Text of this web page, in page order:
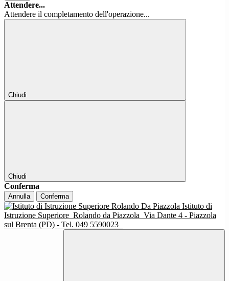
Attendere...
Attendere il completamento dell'operazione...
Chiudi
Chiudi
Conferma
Annulla Conferma
Istituto di
Istruzione Superiore Rolando da Piazzola Via Dante 4 - Piazzola
sul Brenta (PD) - Tel. 049 5590023